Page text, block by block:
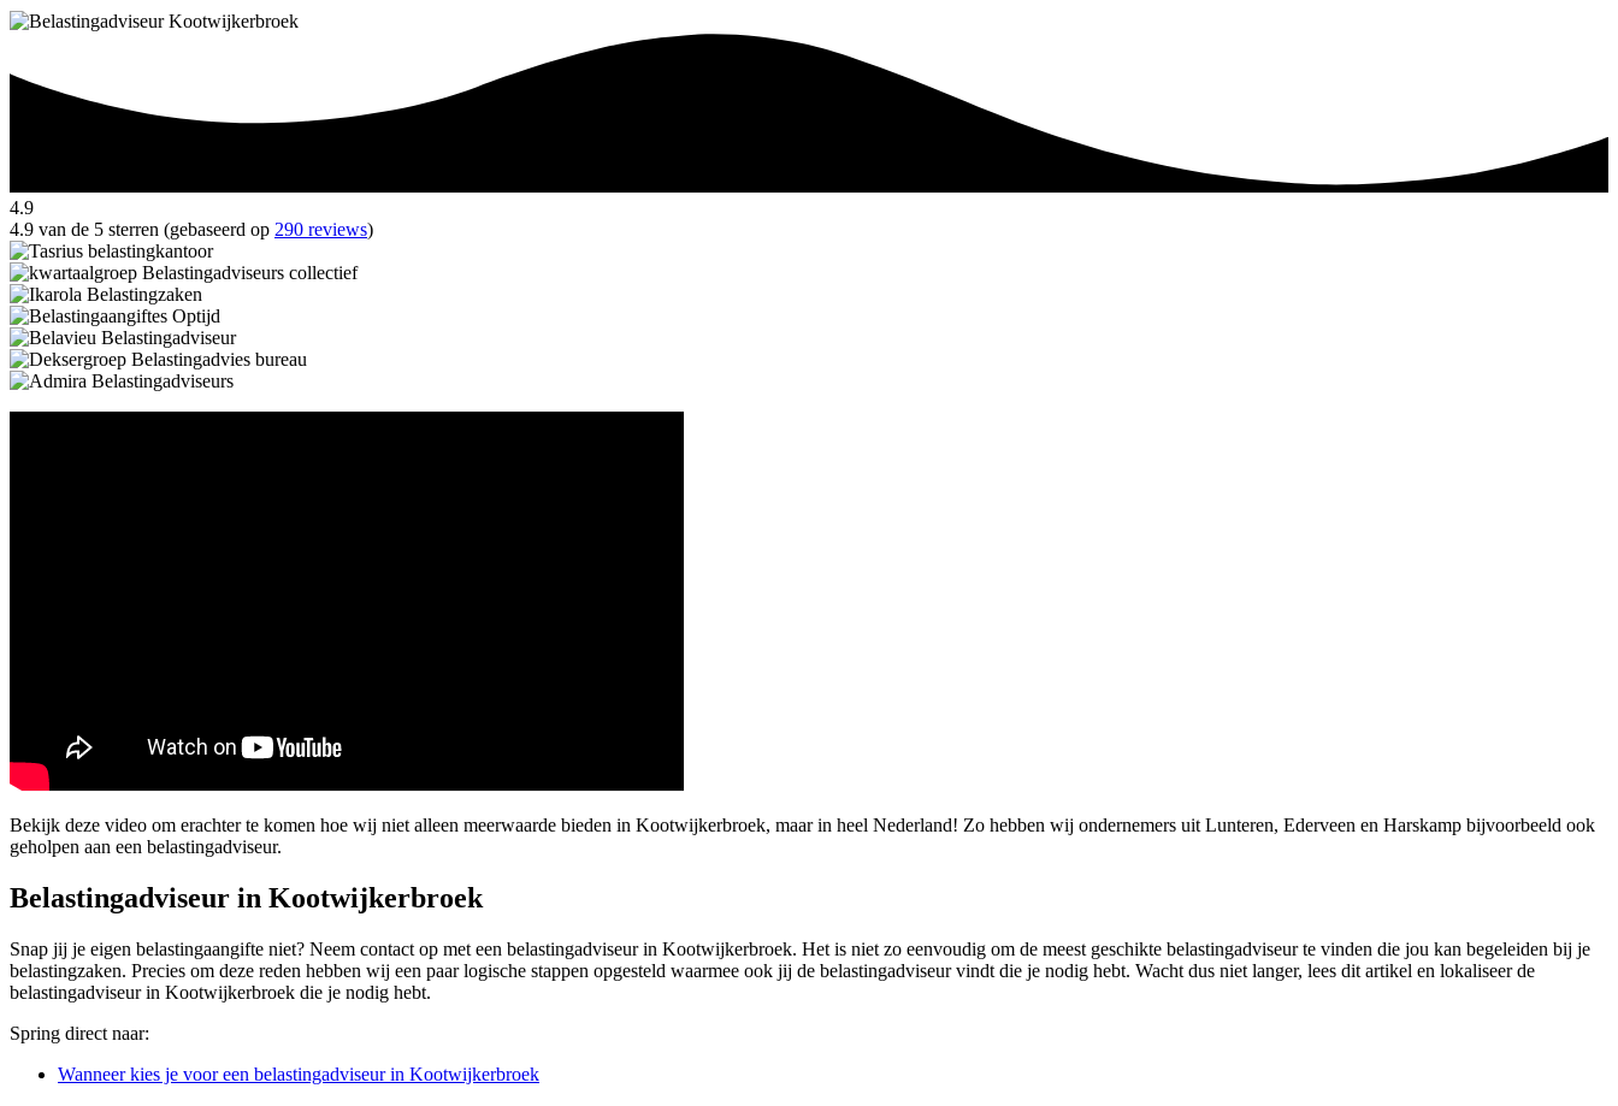
4.9
4.9 van de 5 sterren (gebaseerd op 290 reviews)
Bekijk deze video om erachter te komen hoe wij niet alleen meerwaarde bieden in Kootwijkerbroek, maar in heel Nederland! Zo hebben wij ondernemers uit Lunteren, Ederveen en Harskamp bijvoorbeeld ook
geholpen aan een belastingadviseur.
Belastingadviseur in Kootwijkerbroek
Snap jij je eigen belastingaangifte niet? Neem contact op met een belastingadviseur in Kootwijkerbroek. Het is niet zo eenvoudig om de meest geschikte belastingadviseur te vinden die jou kan begeleiden bij je
belastingzaken. Precies om deze reden hebben wij een paar logische stappen opgesteld waarmee ook jij de belastingadviseur vindt die je nodig hebt. Wacht dus niet langer, lees dit artikel en lokaliseer de
belastingadviseur in Kootwijkerbroek die je nodig hebt.
Spring direct naar:
Wanneer kies je voor een belastingadviseur in Kootwijkerbroek